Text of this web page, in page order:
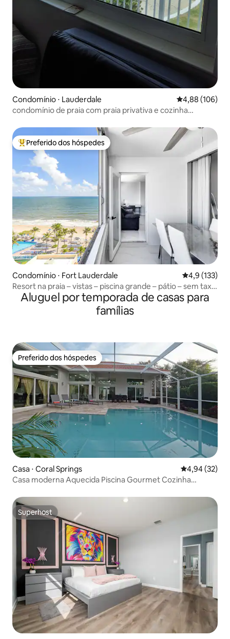
Condomínio ⋅ Lauderdale 4,88 de uma
4,88 (106)
condomínio de praia com praia privativa e cozinha
Entre os melhores preferidos dos hóspedes
Preferido dos hóspedes
Condomínio ⋅ Fort Lauderdale 4,9 de uma
4,9 (133)
Resort na praia – vistas – piscina grande – pátio – sem taxa
de resort
Aluguel por temporada de casas para
famílias
Preferido dos hóspedes
Preferido dos hóspedes
Casa ⋅ Coral Springs 4,94 de uma
4,94 (32)
Casa moderna Aquecida Piscina Gourmet Cozinha
Superhost
Superhost